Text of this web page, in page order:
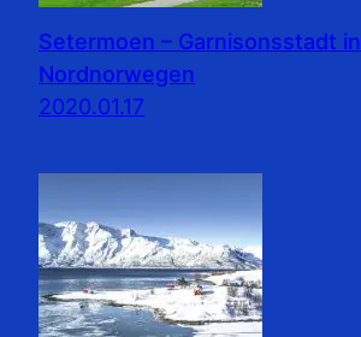
Setermoen – Garnisonsstadt in
Nordnorwegen
2020.01.17